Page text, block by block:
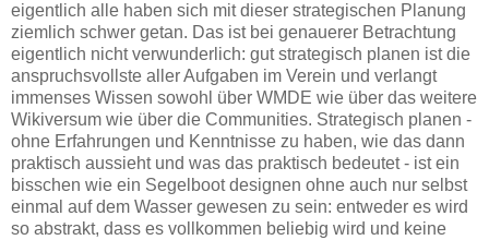
eigentlich alle haben sich mit dieser strategischen Planung
ziemlich schwer getan. Das ist bei genauerer Betrachtung
eigentlich nicht verwunderlich: gut strategisch planen ist die
anspruchsvollste aller Aufgaben im Verein und verlangt
immenses Wissen sowohl über WMDE wie über das weitere
Wikiversum wie über die Communities. Strategisch planen -
ohne Erfahrungen und Kenntnisse zu haben, wie das dann
praktisch aussieht und was das praktisch bedeutet - ist ein
bisschen wie ein Segelboot designen ohne auch nur selbst
einmal auf dem Wasser gewesen zu sein: entweder es wird
so abstrakt, dass es vollkommen beliebig wird und keine